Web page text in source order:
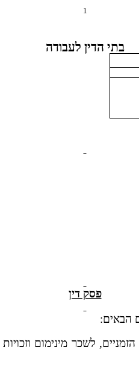
1
בתי הדין לעבודה
פסק דין
הבאים:
לשכר מינימום